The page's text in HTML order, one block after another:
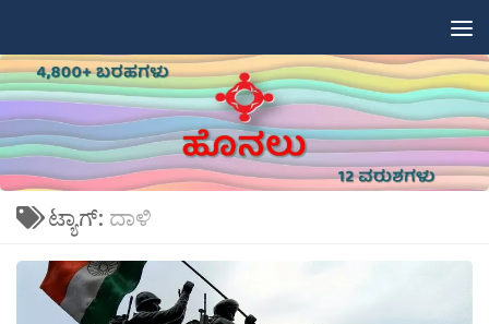
ಟ್ಯಾಗ್: ದಾಳಿ